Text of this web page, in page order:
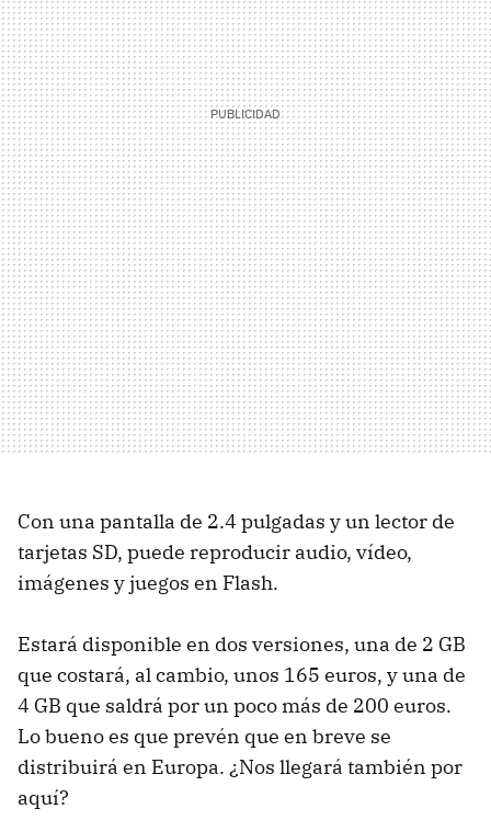
Con una pantalla de 2.4 pulgadas y un lector de
tarjetas SD, puede reproducir audio, vídeo,
imágenes y juegos en Flash.
Estará disponible en dos versiones, una de 2 GB
que costará, al cambio, unos 165 euros, y una de
4 GB que saldrá por un poco más de 200 euros.
Lo bueno es que prevén que en breve se
distribuirá en Europa. ¿Nos llegará también por
aquí?